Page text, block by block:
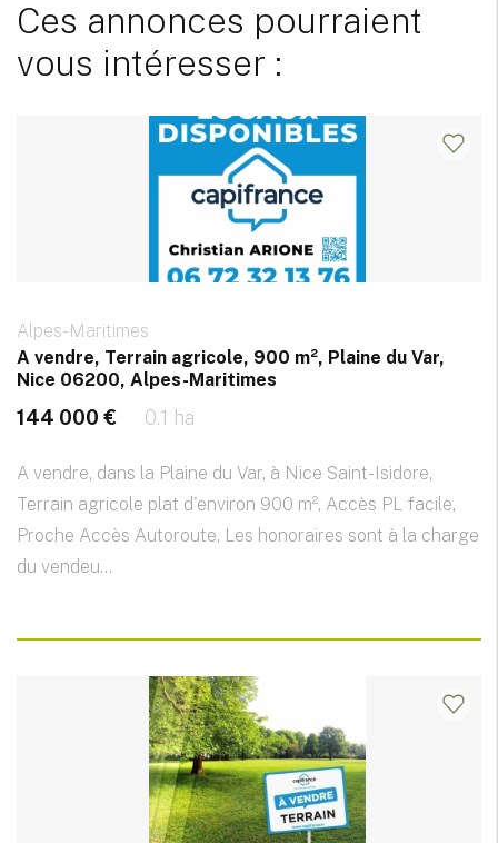
Ces annonces pourraient
vous intéresser :
Alpes-Maritimes
A vendre, Terrain agricole, 900 m², Plaine du Var,
Nice 06200, Alpes-Maritimes
144 000 € 0.1 ha
A vendre, dans la Plaine du Var, à Nice Saint-Isidore,
Terrain agricole plat d'environ 900 m², Accès PL facile,
Proche Accès Autoroute, Les honoraires sont à la charge
du vendeu...